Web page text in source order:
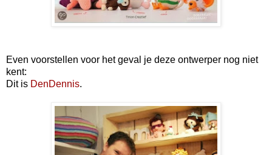
Even voorstellen voor het geval je deze ontwerper nog niet
kent:
Dit is DenDennis.